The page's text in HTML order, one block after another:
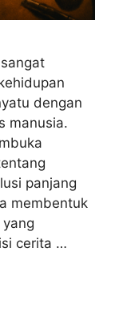
dengan
manusia.
panjang
membentuk
cerita …